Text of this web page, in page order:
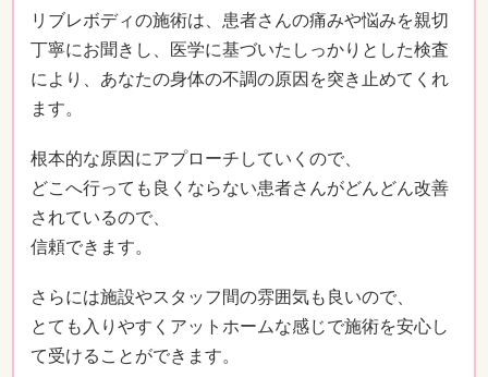
リブレボディの施術は、患者さんの痛みや悩みを親切
丁寧にお聞きし、医学に基づいたしっかりとした検査
により、あなたの身体の不調の原因を突き止めてくれ
ます。
根本的な原因にアプローチしていくので、
どこへ行っても良くならない患者さんがどんどん改善
されているので、
信頼できます。
さらには施設やスタッフ間の雰囲気も良いので、
とても入りやすくアットホームな感じで施術を安心し
て受けることができます。